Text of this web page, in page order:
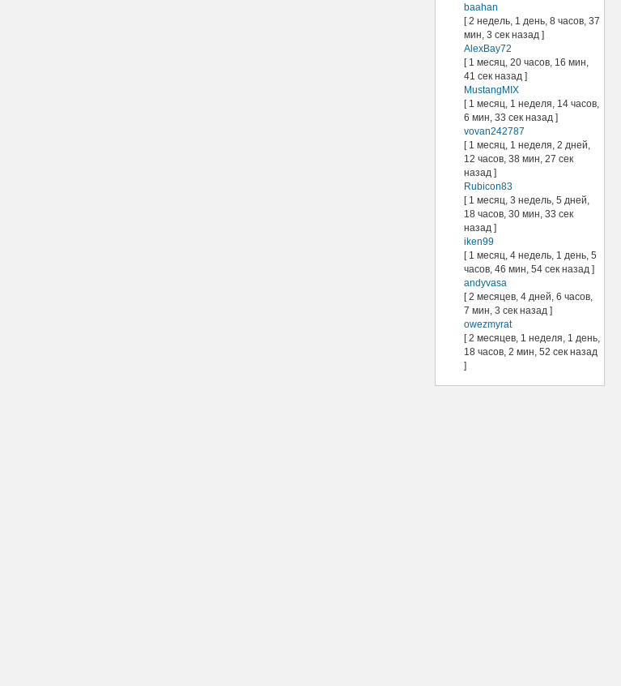
baahan
[ 2 недель, 1 день, 8 часов, 37
мин, 3 сек назад ]
AlexBay72
[ 1 месяц, 20 часов, 16 мин,
41 сек назад ]
MustangMIX
[ 1 месяц, 1 неделя, 14 часов,
6 мин, 33 сек назад ]
vovan242787
[ 1 месяц, 1 неделя, 2 дней,
12 часов, 38 мин, 27 сек
назад ]
Rubicon83
[ 1 месяц, 3 недель, 5 дней,
18 часов, 30 мин, 33 сек
назад ]
iken99
[ 1 месяц, 4 недель, 1 день, 5
часов, 46 мин, 54 сек назад ]
andyvasa
[ 2 месяцев, 4 дней, 6 часов,
7 мин, 3 сек назад ]
owezmyrat
[ 2 месяцев, 1 неделя, 1 день,
18 часов, 2 мин, 52 сек назад
]